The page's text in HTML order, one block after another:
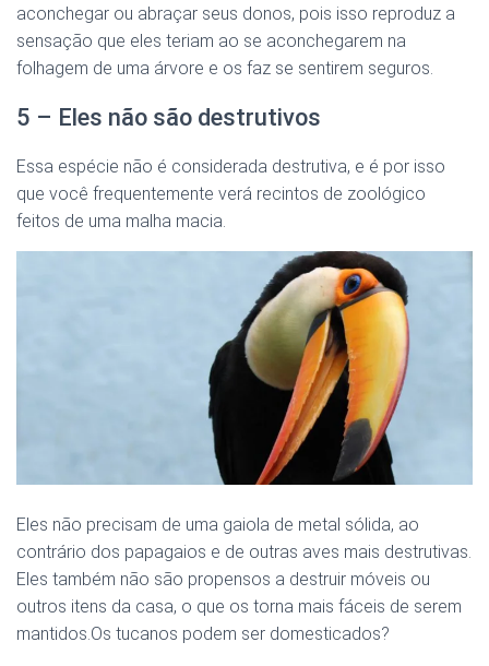
aconchegar ou abraçar seus donos, pois isso reproduz a
sensação que eles teriam ao se aconchegarem na
folhagem de uma árvore e os faz se sentirem seguros.
5 – Eles não são destrutivos
Essa espécie não é considerada destrutiva, e é por isso
que você frequentemente verá recintos de zoológico
feitos de uma malha macia.
Eles não precisam de uma gaiola de metal sólida, ao
contrário dos papagaios e de outras aves mais destrutivas.
Eles também não são propensos a destruir móveis ou
outros itens da casa, o que os torna mais fáceis de serem
mantidos.Os tucanos podem ser domesticados?